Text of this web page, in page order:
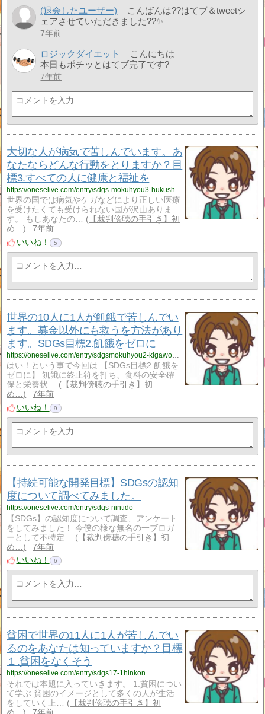
(退会したユーザー)
こんばんは??はてブ＆tweetシ
ェアさせていただきました??✨
7年前
ロジックダイエット
こんにちは
本日もポチッとはてブ完了です?
7年前
大切な人が病気で苦しんでいます。あ
なたならどんな行動をとりますか？目
標3.すべての人に健康と福祉を
https://oneselive.com/entry/sdgs-mokuhyou3-hukushitokenkou
世界の国では病気やケガなどにより正しい医療
を受けたくても受けられない国が沢山ありま
す。 もしあなたの…
【裁判傍聴の手引き】初
め…
7年前
いいね！
5
世界の10人に1人が飢餓で苦しんでい
ます。募金以外にも救うを方法があり
ます。SDGs目標2.飢餓をゼロに
https://oneselive.com/entry/sdgsmokuhyou2-kigawozero
はい！という事で今回は 【SDGs目標2.飢餓を
ゼロに】 飢餓に終止符を打ち、食料の安全確
保と栄養状…
【裁判傍聴の手引き】初
め…
7年前
いいね！
9
【持続可能な開発目標】SDGsの認知
度について調べてみました。
https://oneselive.com/entry/sdgs-nintido
【SDGs】の認知度について調査、アンケート
をしてみました！ 今僕の様な無名の一ブロガ
ーとして不特定…
【裁判傍聴の手引き】初
め…
7年前
いいね！
6
貧困で世界の11人に1人が苦しんでい
るのをあなたは知っていますか？目標
１.貧困をなくそう
https://oneselive.com/entry/sdgs17-1hinkon
それでは本題に入っていきます。 1.貧困につい
て学ぶ 貧困のイメージとして多くの人が生活
をしていく上…
【裁判傍聴の手引き】初